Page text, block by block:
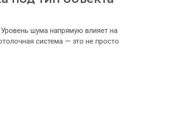
шума напрямую влияет на
система — это не просто